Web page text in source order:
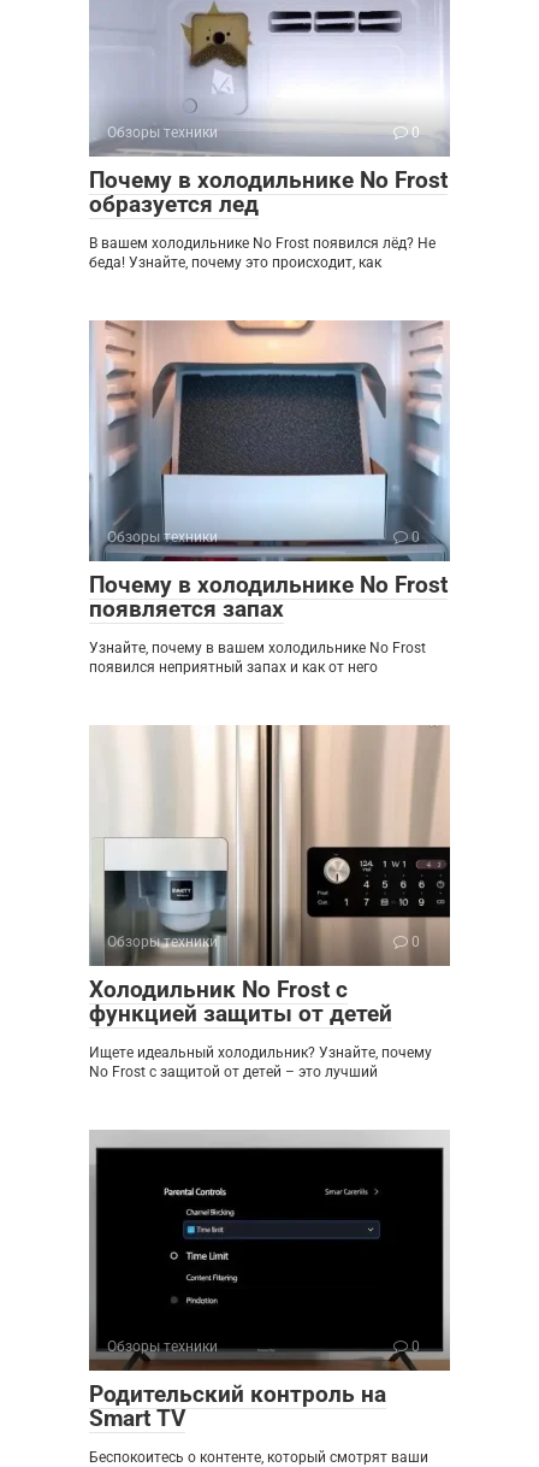
Обзоры техники 0
Почему в холодильнике No Frost
образуется лед
В вашем холодильнике No Frost появился лёд? Не
беда! Узнайте, почему это происходит, как
Обзоры техники 0
Почему в холодильнике No Frost
появляется запах
Узнайте, почему в вашем холодильнике No Frost
появился неприятный запах и как от него
Обзоры техники 0
Холодильник No Frost с
функцией защиты от детей
Ищете идеальный холодильник? Узнайте, почему
No Frost с защитой от детей – это лучший
Обзоры техники 0
Родительский контроль на
Smart TV
Беспокоитесь о контенте, который смотрят ваши